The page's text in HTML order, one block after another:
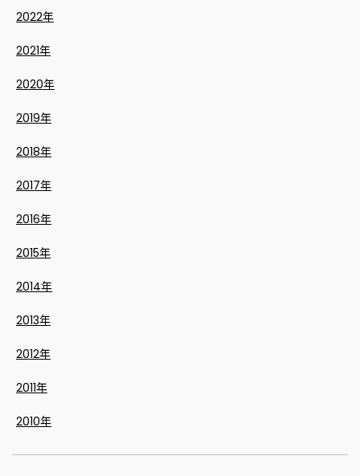
2022年
2021年
2020年
2019年
2018年
2017年
2016年
2015年
2014年
2013年
2012年
2011年
2010年